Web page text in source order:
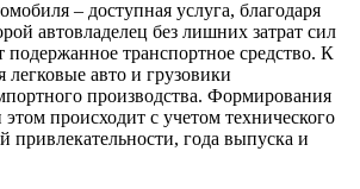
– доступная услуга, благодаря
автовладелец без лишних затрат сил
подержанное транспортное средство. К
авто и грузовики
производства. Формирования
происходит с учетом технического
привлекательности, года выпуска и